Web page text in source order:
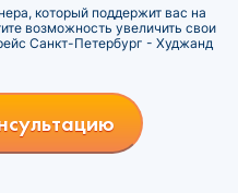
который поддержит вас на
возможность увеличить свои
Санкт-Петербург - Худжанд